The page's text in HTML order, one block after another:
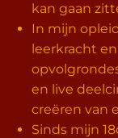
kan gaan
In mijn
leerkracht
en live
creëren van
Sinds mijn